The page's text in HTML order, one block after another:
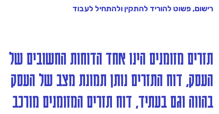
רישום, פשוט להוריד להתקין ולהתחיל לעבוד
תזרים מזומנים הינו אחד הדוחות החשובים של
העסק, דוח התזרים נותן תמונת מצב של העסק
בהווה וגם בעתיד, דוח תזרים המזומנים מורכב